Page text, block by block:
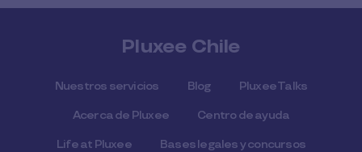
Pluxee Chile
Nuestros servicios Blog Pluxee Talks
Acerca de Pluxee Centro de ayuda
Life at Pluxee Bases legales y concursos